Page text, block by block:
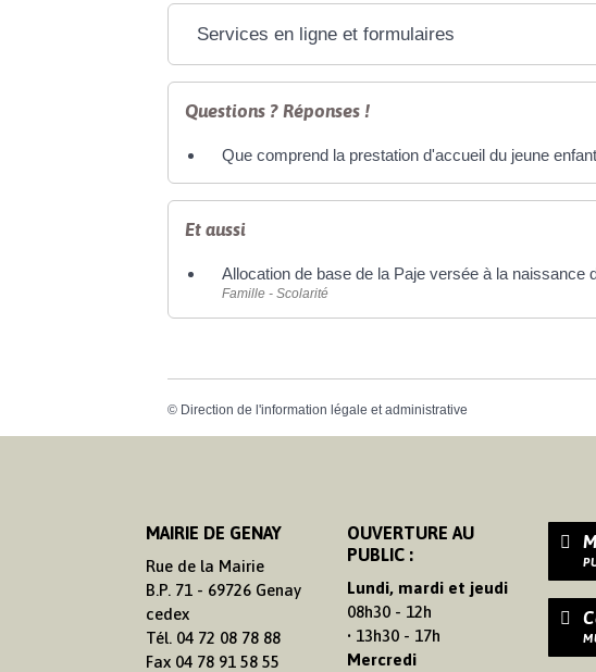
Services en ligne et formulaires
Questions ? Réponses !
Que comprend la prestation d'accueil du jeune
Et aussi
Allocation de base de la Paje versée à la naissance
Famille - Scolarité
© Direction de l'information légale et administrative
MAIRIE DE GENAY
Rue de la Mairie
B.P. 71 - 69726 Genay
cedex
Tél. 04 72 08 78 88
Fax 04 78 91 58 55
OUVERTURE AU
PUBLIC :
Lundi, mardi et jeudi
08h30 - 12h
• 13h30 - 17h
Mercredi